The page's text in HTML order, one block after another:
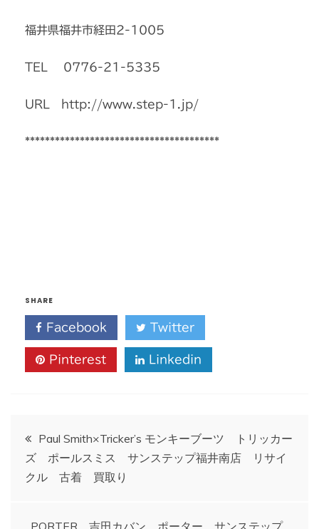
福井県福井市経田2-1005
TEL 0776-21-5335
URL http://www.step-1.jp/
***************************************
SHARE
Facebook Twitter
Pinterest Linkedin
投
稿
Paul Smith×Tricker’s モンキーブーツ トリッカー
ズ ポールスミス サンステップ福井南店 リサイ
クル 古着 買取り